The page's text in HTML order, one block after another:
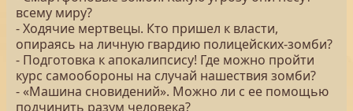
всему миру?
- Ходячие мертвецы. Кто пришел к власти,
опираясь на личную гвардию полицейских-зомби?
- Подготовка к апокалипсису! Где можно пройти
курс самообороны на случай нашествия зомби?
- «Машина сновидений». Можно ли с ее помощью
подчинить разум человека?